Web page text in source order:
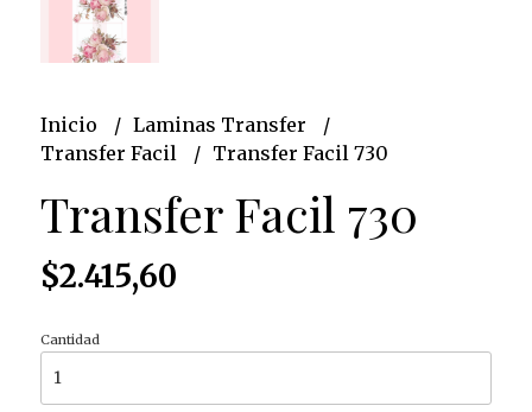
Inicio
Laminas Transfer
Transfer Facil
Transfer Facil 730
Transfer Facil 730
$2.415,60
Cantidad